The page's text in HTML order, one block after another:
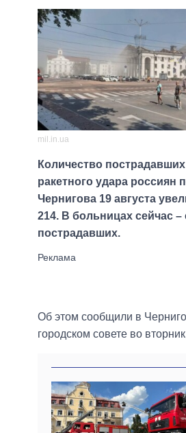
mil.in.ua
Количество пострадавших
ракетного удара россиян
Чернигова 19 августа
214. В больницах сейчас –
пострадавших.
Об этом сообщили в
городском совете во